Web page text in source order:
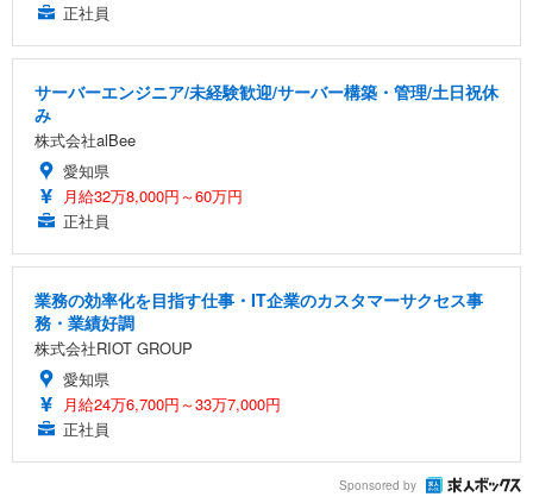
正社員
サーバーエンジニア/未経験歓迎/サーバー構築・管理/土日祝休
み
株式会社alBee
愛知県
月給32万8,000円～60万円
正社員
業務の効率化を目指す仕事・IT企業のカスタマーサクセス事
務・業績好調
株式会社RIOT GROUP
愛知県
月給24万6,700円～33万7,000円
正社員
Sponsored by